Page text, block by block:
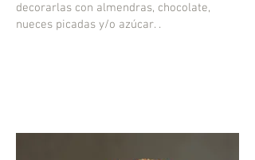
decorarlas con almendras, chocolate,
nueces picadas y/o azúcar. .